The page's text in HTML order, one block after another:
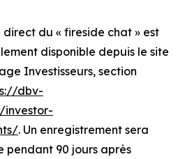
du « fireside chat » est
disponible depuis le site
Investisseurs, section
dbv-
investor-
. Un enregistrement sera
pendant 90 jours après